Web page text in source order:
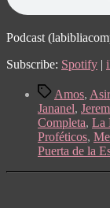
Podcast
Subscribe: Spotify |
TagsAmos,
Jananel,
Completa, La
Proféticos,
Puerta de la